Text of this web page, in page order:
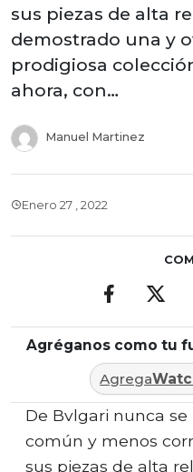
sus piezas de alta
demostrado una y
prodigiosa
ahora, con…
Manuel Martinez
Enero 27 , 2022
Agréganos como tu
Agrega
De Bvlgari nunca
común y menos
sus piezas de alta